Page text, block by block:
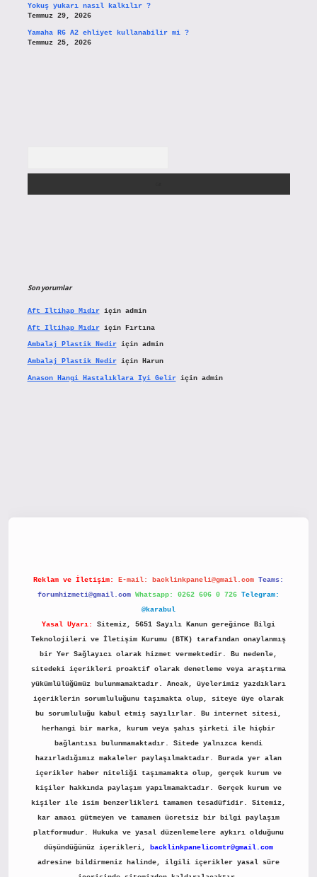
Yokuş yukarı nasıl kalkılır ?
Temmuz 29, 2026
Yamaha R6 A2 ehliyet kullanabilir mi ?
Temmuz 25, 2026
Son yorumlar
Aft Iltihap Mıdıriçin admin
Aft Iltihap Mıdıriçin Fırtına
Ambalaj Plastik Nediriçin admin
Ambalaj Plastik Nediriçin Harun
Anason Hangi Hastalıklara Iyi Geliriçin admin
Reklam ve İletişim: E-mail: backlinkpaneli@gmail.com Teams:
forumhizmeti@gmail.com Whatsapp: 0262 606 0 726 Telegram:
@karabul
Yasal Uyarı:
Sitemiz, 5651 Sayılı Kanun gereğince Bilgi
Teknolojileri ve İletişim Kurumu (BTK) tarafından onaylanmış
bir Yer Sağlayıcı olarak hizmet vermektedir. Bu nedenle,
sitedeki içerikleri proaktif olarak denetleme veya araştırma
yükümlülüğümüz bulunmamaktadır. Ancak, üyelerimiz yazdıkları
içeriklerin sorumluluğunu taşımakta olup, siteye üye olarak
bu sorumluluğu kabul etmiş sayılırlar. Bu internet sitesi,
herhangi bir marka, kurum veya şahıs şirketi ile hiçbir
bağlantısı bulunmamaktadır. Sitede yalnızca kendi
hazırladığımız makaleler paylaşılmaktadır. Burada yer alan
içerikler haber niteliği taşımamakta olup, gerçek kurum ve
kişiler hakkında paylaşım yapılmamaktadır. Gerçek kurum ve
kişiler ile isim benzerlikleri tamamen tesadüfidir. Sitemiz,
kar amacı gütmeyen ve tamamen ücretsiz bir bilgi paylaşım
platformudur. Hukuka ve yasal düzenlemelere aykırı olduğunu
düşündüğünüz içerikleri,
backlinkpanelicomtr@gmail.com
adresine bildirmeniz halinde, ilgili içerikler yasal süre